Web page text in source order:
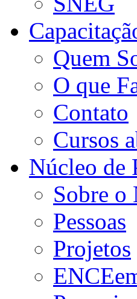
Quem
O que
Contato
Cursos
Núcleo de
Sobre o
Pessoas
Projetos